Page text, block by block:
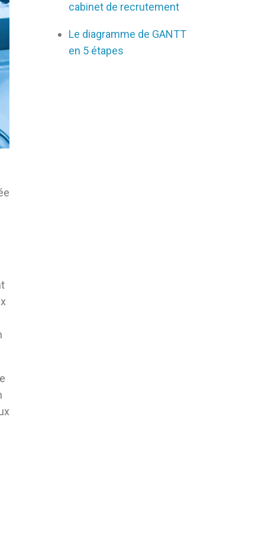
cabinet de recrutement
Le diagramme de GANTT
en 5 étapes